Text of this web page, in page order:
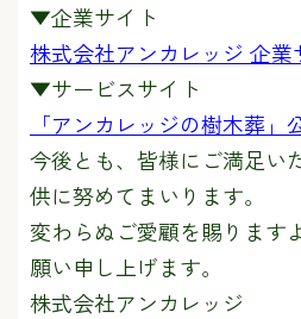
▼企業サイト
株式会社アンカレッジ 企業
▼サービスサイト
「アンカレッジの樹木葬」
今後とも、皆様にご満足い
供に努めてまいります。
変わらぬご愛顧を賜ります
願い申し上げます。
株式会社アンカレッジ